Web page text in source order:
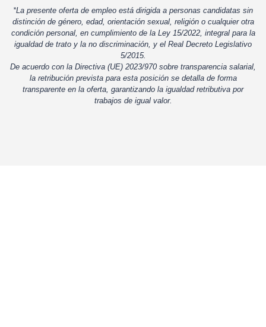
*La presente oferta de empleo está dirigida a personas candidatas sin
distinción de género, edad, orientación sexual, religión o cualquier otra
condición personal, en cumplimiento de la Ley 15/2022, integral para la
igualdad de trato y la no discriminación, y el Real Decreto Legislativo
5/2015.
De acuerdo con la Directiva (UE) 2023/970 sobre transparencia salarial,
la retribución prevista para esta posición se detalla de forma
transparente en la oferta, garantizando la igualdad retributiva por
trabajos de igual valor.